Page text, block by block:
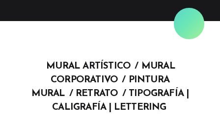
MURAL ARTÍSTICO
MURAL
CORPORATIVO
PINTURA
MURAL
RETRATO
TIPOGRAFÍA |
CALIGRAFÍA | LETTERING